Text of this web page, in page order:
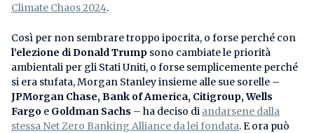
Climate Chaos 2024.
Così per non sembrare troppo ipocrita, o forse perché con
l’elezione di Donald Trump sono cambiate le priorità
ambientali per gli Stati Uniti, o forse semplicemente perché
si era stufata, Morgan Stanley insieme alle sue sorelle –
JPMorgan Chase, Bank of America, Citigroup, Wells
Fargo e Goldman Sachs – ha deciso di andarsene dalla
stessa Net Zero Banking Alliance da lei fondata. E ora può